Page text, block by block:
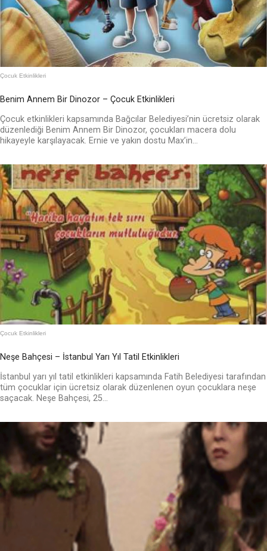
Çocuk Etkinlikleri
Benim Annem Bir Dinozor – Çocuk Etkinlikleri
Çocuk etkinlikleri kapsamında Bağcılar Belediyesi’nin ücretsiz olarak
düzenlediği Benim Annem Bir Dinozor, çocukları macera dolu
hikayeyle karşılayacak. Ernie ve yakın dostu Max’in...
Çocuk Etkinlikleri
Neşe Bahçesi – İstanbul Yarı Yıl Tatil Etkinlikleri
İstanbul yarı yıl tatil etkinlikleri kapsamında Fatih Belediyesi tarafından
tüm çocuklar için ücretsiz olarak düzenlenen oyun çocuklara neşe
saçacak. Neşe Bahçesi, 25...